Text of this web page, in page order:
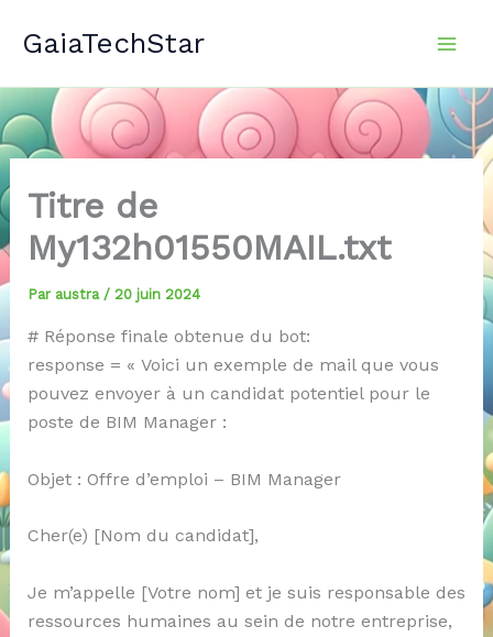
GaiaTechStar
Titre de
My132h01550MAIL.txt
Par austra / 20 juin 2024
# Réponse finale obtenue du bot:
response = « Voici un exemple de mail que vous
pouvez envoyer à un candidat potentiel pour le
poste de BIM Manager :
Objet : Offre d’emploi – BIM Manager
Cher(e) [Nom du candidat],
Je m’appelle [Votre nom] et je suis responsable des
ressources humaines au sein de notre entreprise,